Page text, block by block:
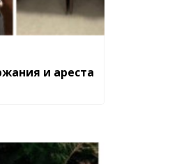
и ареста